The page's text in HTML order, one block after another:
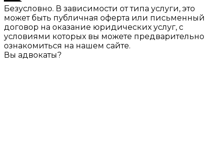
Безусловно. В зависимости от типа услуги, это
может быть публичная оферта или письменный
договор на оказание юридических услуг, с
условиями которых вы можете предварительно
ознакомиться на нашем сайте.
Вы адвокаты?